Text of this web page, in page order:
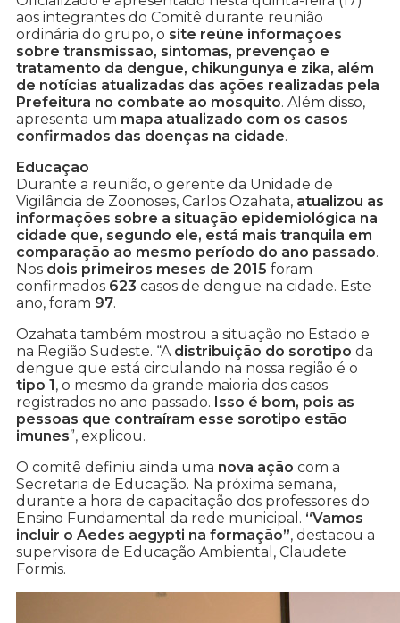
aos integrantes do Comitê durante reunião
ordinária do grupo, o site reúne informações
sobre transmissão, sintomas, prevenção e
tratamento da dengue, chikungunya e zika, além
de notícias atualizadas das ações realizadas pela
Prefeitura no combate ao mosquito. Além disso,
apresenta um mapa atualizado com os casos
confirmados das doenças na cidade.
Educação
Durante a reunião, o gerente da Unidade de
Vigilância de Zoonoses, Carlos Ozahata, atualizou as
informações sobre a situação epidemiológica na
cidade que, segundo ele, está mais tranquila em
comparação ao mesmo período do ano passado.
Nos dois primeiros meses de 2015 foram
confirmados 623 casos de dengue na cidade. Este
ano, foram 97.
Ozahata também mostrou a situação no Estado e
na Região Sudeste. “A distribuição do sorotipo da
dengue que está circulando na nossa região é o
tipo 1, o mesmo da grande maioria dos casos
registrados no ano passado. Isso é bom, pois as
pessoas que contraíram esse sorotipo estão
imunes”, explicou.
O comitê definiu ainda uma nova ação com a
Secretaria de Educação. Na próxima semana,
durante a hora de capacitação dos professores do
Ensino Fundamental da rede municipal. “Vamos
incluir o Aedes aegypti na formação”, destacou a
supervisora de Educação Ambiental, Claudete
Formis.